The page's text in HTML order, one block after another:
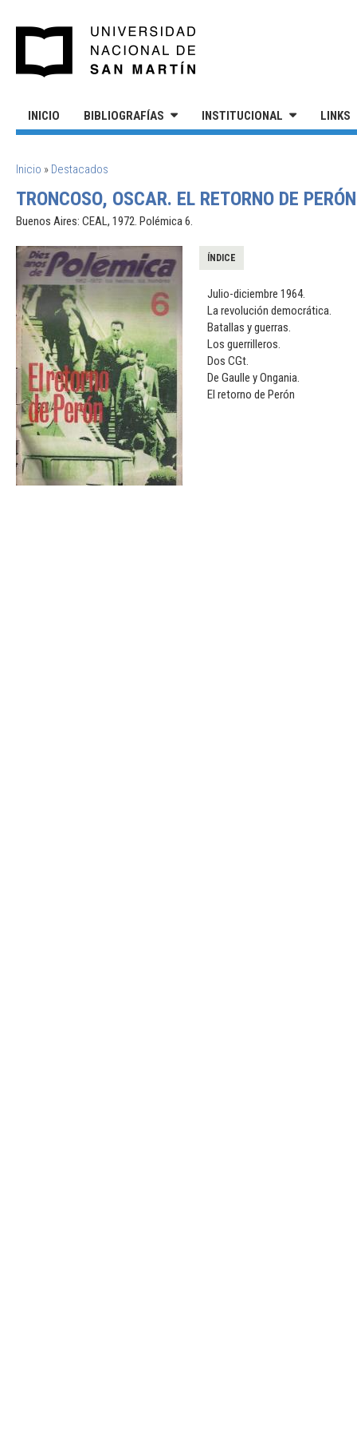
INICIO BIBLIOGRAFÍAS INSTITUCIONAL LINKS
SE ENCUENTRA USTED AQUÍ
Inicio » Destacados
TRONCOSO, OSCAR. EL RETORNO DE
Buenos Aires: CEAL, 1972. Polémica 6.
ÍNDICE
Julio-diciembre 1964.
La revolución democrática.
Batallas y guerras.
Los guerrilleros.
Dos CGt.
De Gaulle y Ongania.
El retorno de Perón